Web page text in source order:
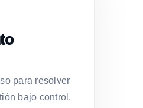
para resolver
bajo control.